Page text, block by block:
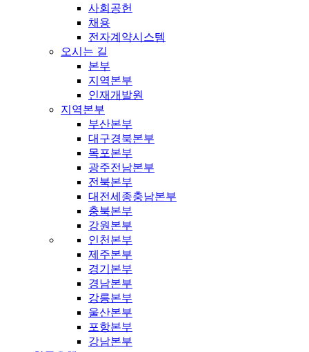
사회공헌
채용
전자계약시스템
오시는 길
본부
지역본부
인재개발원
지역본부
부산본부
대구경북본부
목포본부
광주전남본부
전북본부
대전세종충남본부
충북본부
강원본부
인천본부
제주본부
경기본부
경남본부
강릉본부
울산본부
포항본부
강남본부